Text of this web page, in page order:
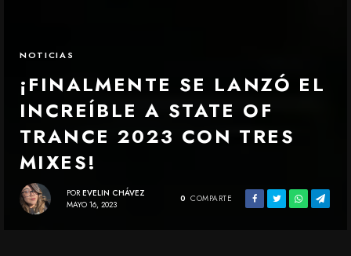
NOTICIAS
¡FINALMENTE SE LANZÓ EL
INCREÍBLE A STATE OF
TRANCE 2023 CON TRES
MIXES!
POR EVELIN CHÁVEZ
MAYO 16, 2023
0 COMPARTE